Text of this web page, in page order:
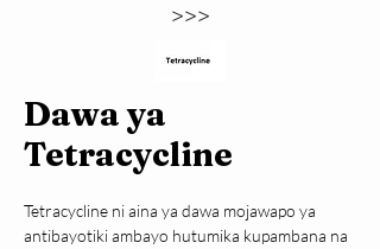
>>>
Dawa ya
Tetracycline
Tetracycline ni aina ya dawa mojawapo ya
antibayotiki ambayo hutumika kupambana na